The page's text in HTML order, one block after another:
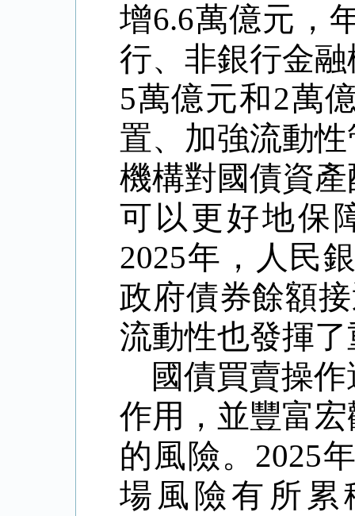
增6.6萬億元，
行、非銀行金
5萬億元和2萬
置、加強流動
機構對國債資
可以更好地保
2025年，人民
政府債券餘額
流動性也發揮
國債買賣操
作用，並豐富
的風險。 2025
場風險有所累